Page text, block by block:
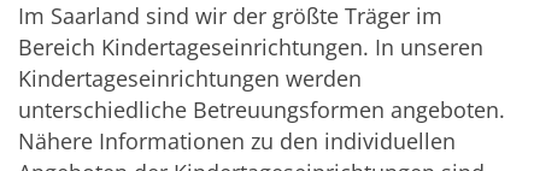
Im Saarland sind wir der größte Träger im
Bereich Kindertageseinrichtungen. In unseren
Kindertageseinrichtungen werden
unterschiedliche Betreuungsformen angeboten.
Nähere Informationen zu den individuellen